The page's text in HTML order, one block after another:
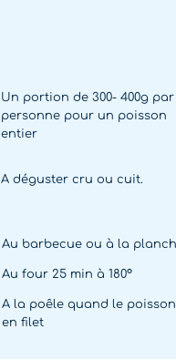
Un portion de 300- 400g par
personne pour un poisson
entier
A déguster cru ou cuit.
Au barbecue ou à la
Au four 25 min à 180°
A la poêle quand le
en filet